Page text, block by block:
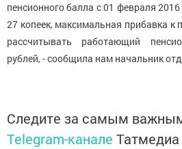
пенсионного балла с 01 февраля
27 копеек, максимальная прибавка к
рассчитывать работающий
рублей, - сообщила нам начальник
Следите за самым
Telegram-канале Татмедиа